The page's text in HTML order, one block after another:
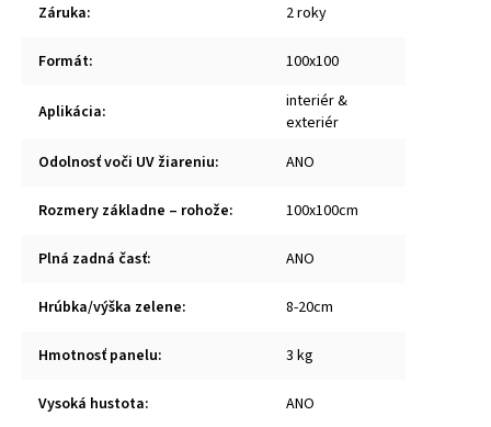
Záruka: 2 roky
Formát: 100x100
Aplikácia:
interiér &
exteriér
Odolnosť voči UV žiareniu: ANO
Rozmery základne – rohože: 100x100cm
Plná zadná časť: ANO
Hrúbka/výška zelene: 8-20cm
Hmotnosť panelu: 3 kg
Vysoká hustota: ANO